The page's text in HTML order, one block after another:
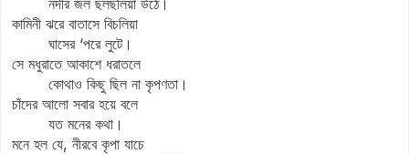
নদীর জল ছলছলিয়া উঠে।
কামিনী ঝরে বাতাসে বিচলিয়া
ঘাসের ‘পরে লুটে।
সে মধুরাতে আকাশে ধরাতলে
কোথাও কিছু ছিল না কৃপণতা।
চাঁদের আলো সবার হয়ে বলে
যত মনের কথা।
মনে হল যে, নীরবে কৃপা যাচে